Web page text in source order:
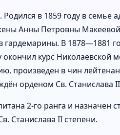
в 1859 году в семье
Анны Петровны
гардемарины. В 1878—1881
окончил курс Николаевской
произведен в чин
орденом Св. Станислава
2-го ранга и
Станислава II степени.